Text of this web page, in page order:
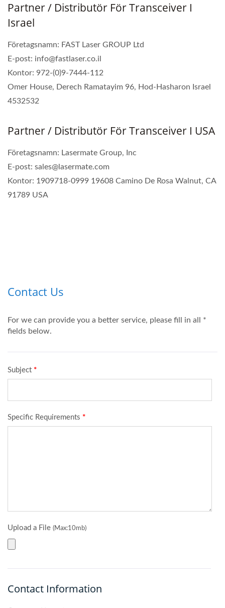
Partner / Distributör För Transceiver I
Israel
Företagsnamn: FAST Laser GROUP Ltd
E-post: info@fastlaser.co.il
Kontor: 972-(0)9-7444-112
Omer House, Derech Ramatayim 96, Hod-Hasharon Israel
4532532
Partner / Distributör För Transceiver I USA
Företagsnamn: Lasermate Group, Inc
E-post: sales@lasermate.com
Kontor: 1909718-0999 19608 Camino De Rosa Walnut, CA
91789 USA